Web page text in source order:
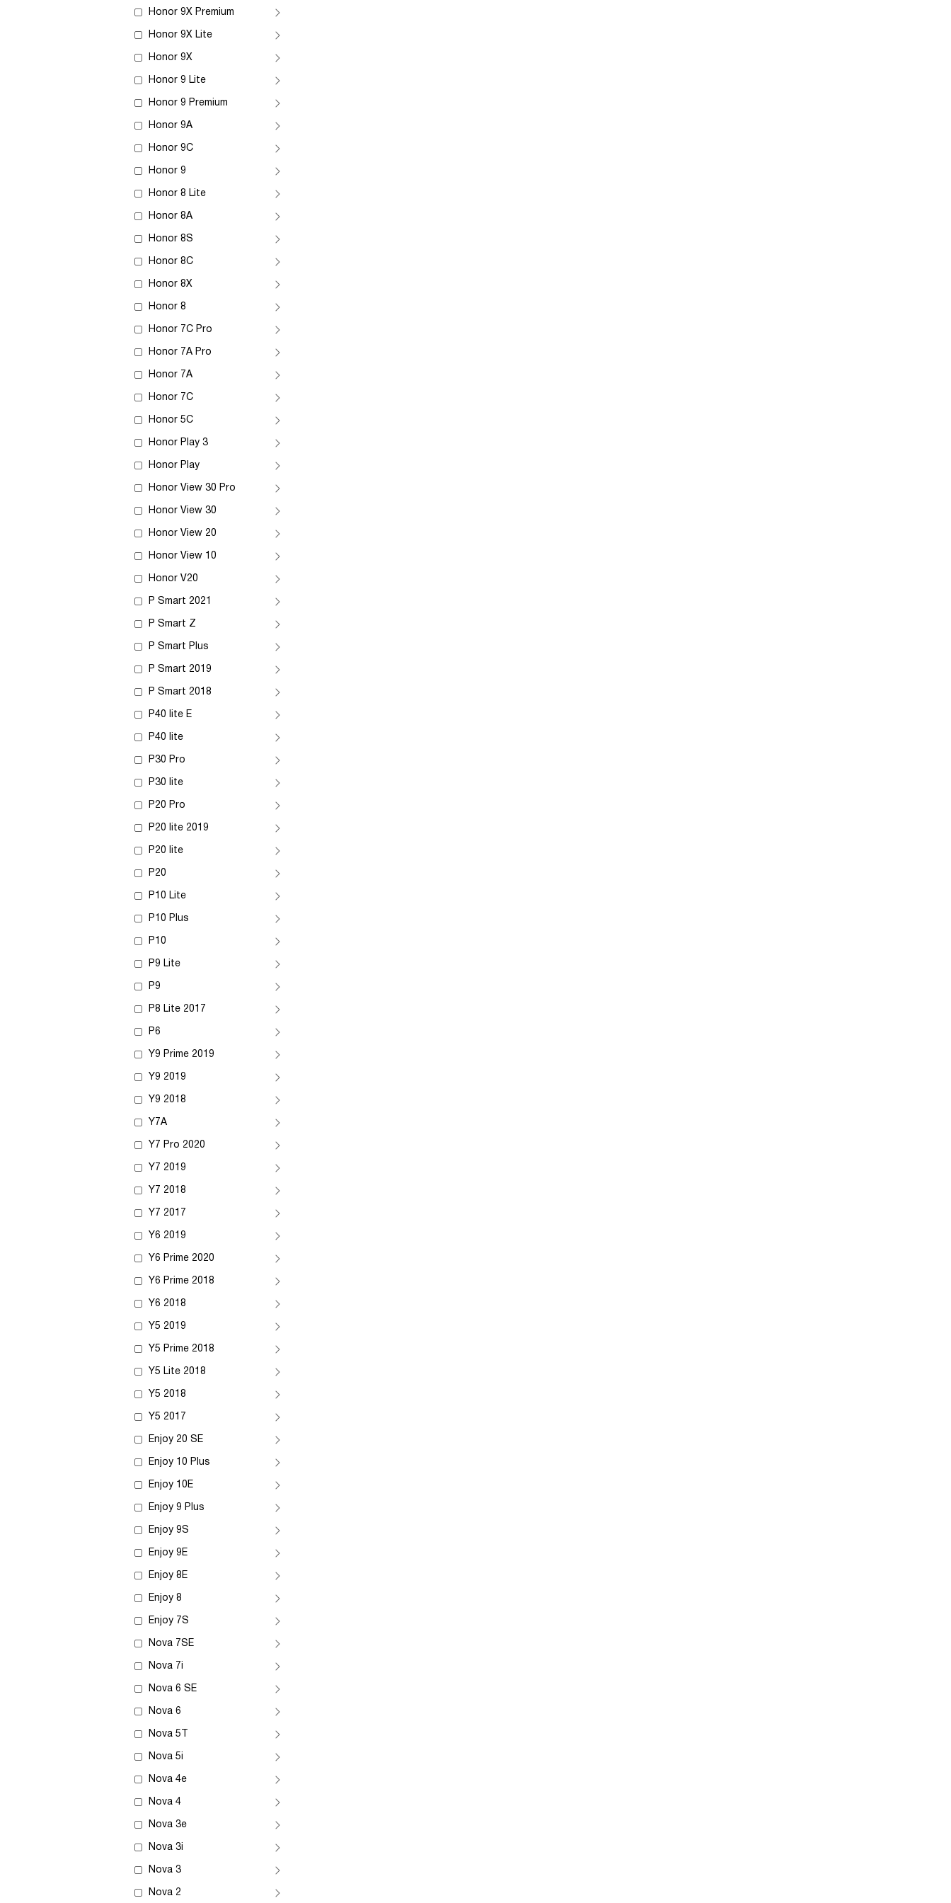
Honor 9X Premium
Honor 9X Lite
Honor 9X
Honor 9 Lite
Honor 9 Premium
Honor 9A
Honor 9C
Honor 9
Honor 8 Lite
Honor 8A
Honor 8S
Honor 8C
Honor 8X
Honor 8
Honor 7C Pro
Honor 7A Pro
Honor 7A
Honor 7C
Honor 5C
Honor Play 3
Honor Play
Honor View 30 Pro
Honor View 30
Honor View 20
Honor View 10
Honor V20
P Smart 2021
P Smart Z
P Smart Plus
P Smart 2019
P Smart 2018
P40 lite E
P40 lite
P30 Pro
P30 lite
P20 Pro
P20 lite 2019
P20 lite
P20
P10 Lite
P10 Plus
P10
P9 Lite
P9
P8 Lite 2017
P6
Y9 Prime 2019
Y9 2019
Y9 2018
Y7A
Y7 Pro 2020
Y7 2019
Y7 2018
Y7 2017
Y6 2019
Y6 Prime 2020
Y6 Prime 2018
Y6 2018
Y5 2019
Y5 Prime 2018
Y5 Lite 2018
Y5 2018
Y5 2017
Enjoy 20 SE
Enjoy 10 Plus
Enjoy 10E
Enjoy 9 Plus
Enjoy 9S
Enjoy 9E
Enjoy 8E
Enjoy 8
Enjoy 7S
Nova 7SE
Nova 7i
Nova 6 SE
Nova 6
Nova 5T
Nova 5i
Nova 4e
Nova 4
Nova 3e
Nova 3i
Nova 3
Nova 2